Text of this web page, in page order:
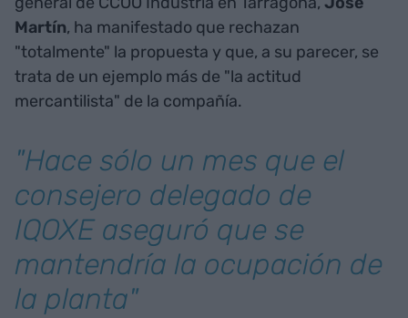
Martín, ha manifestado que rechazan
"totalmente" la propuesta y que, a su parecer, se
trata de un ejemplo más de "la actitud
mercantilista" de la compañía.
"Hace sólo un mes que el
consejero delegado de
IQOXE aseguró que se
mantendría la ocupación de
la planta"